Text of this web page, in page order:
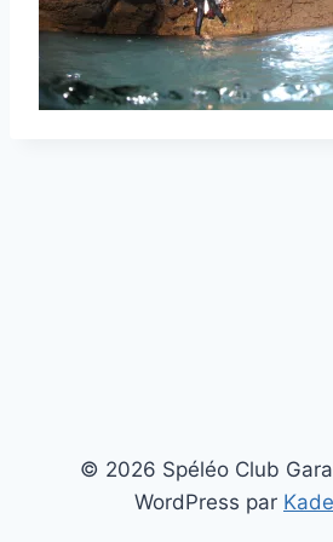
© 2026 Spéléo Club
WordPress par